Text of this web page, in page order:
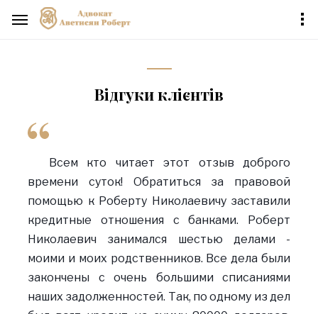
Відгуки клієнтів
Всем кто читает этот отзыв доброго
времени суток! Обратиться за правовой
помощью к Роберту Николаевичу заставили
кредитные отношения с банками. Роберт
Николаевич занимался шестью делами -
моими и моих родственников. Все дела были
закончены с очень большими списаниями
наших задолженностей. Так, по одному из дел